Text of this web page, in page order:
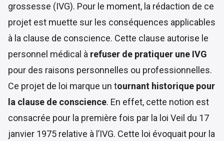
grossesse (IVG). Pour le moment, la rédaction de ce
projet est muette sur les conséquences applicables
à la clause de conscience. Cette clause autorise le
personnel médical à refuser de pratiquer une IVG
pour des raisons personnelles ou professionnelles.
Ce projet de loi marque un tournant historique pour
la clause de conscience. En effet, cette notion est
consacrée pour la première fois par la loi Veil du 17
janvier 1975 relative à l’IVG. Cette loi évoquait pour la